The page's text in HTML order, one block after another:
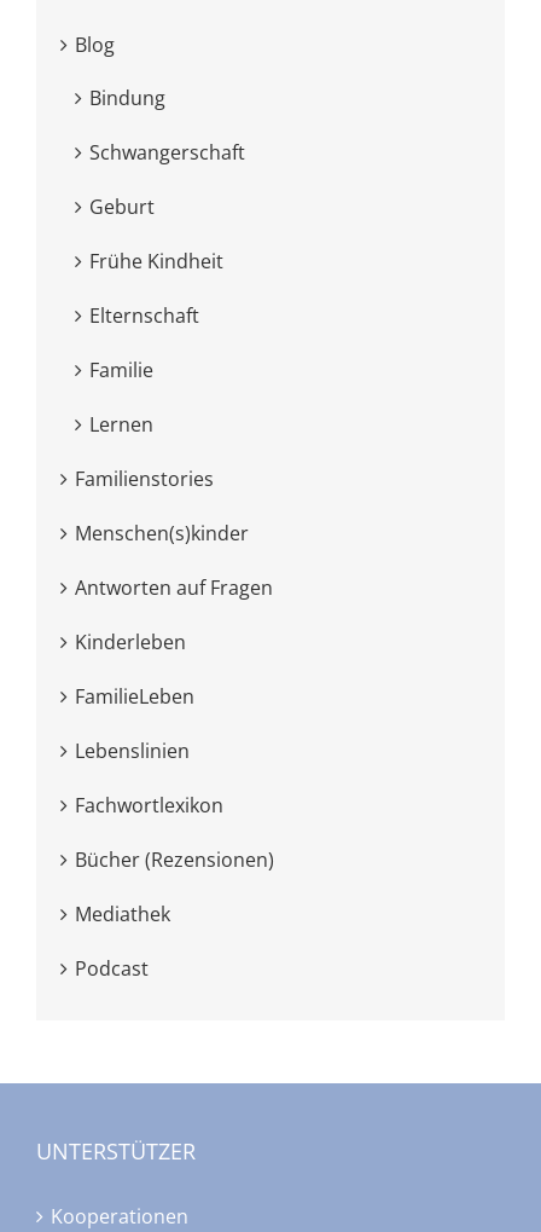
Blog
Bindung
Schwangerschaft
Geburt
Frühe Kindheit
Elternschaft
Familie
Lernen
Familienstories
Menschen(s)kinder
Antworten auf Fragen
Kinderleben
FamilieLeben
Lebenslinien
Fachwortlexikon
Bücher (Rezensionen)
Mediathek
Podcast
UNTERSTÜTZER
Kooperationen